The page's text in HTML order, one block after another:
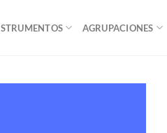
AGRUPACIONES